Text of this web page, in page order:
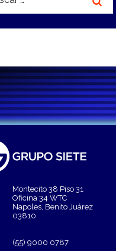
Montecito 38 Piso 31
Oficina 34 WTC
Napoles, Benito Juárez
03810
(55) 9000 0787